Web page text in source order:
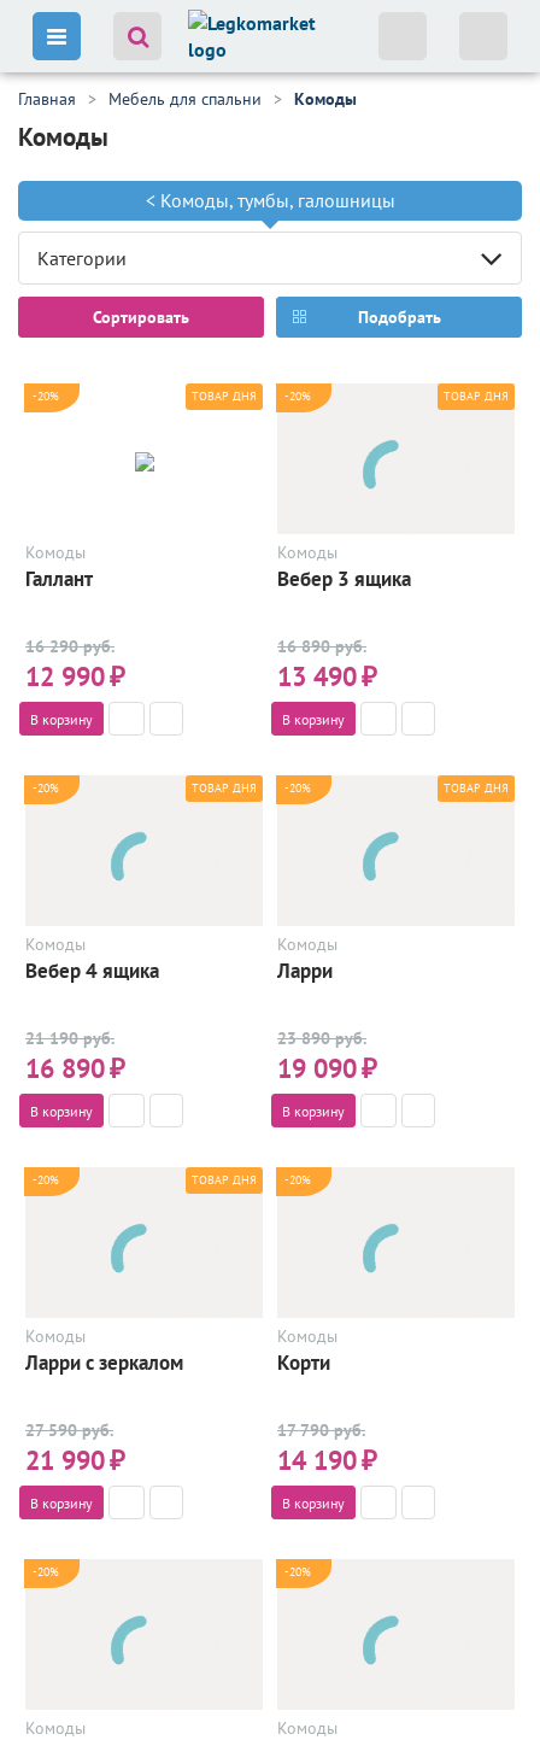
Главная Мебель для спальни Комоды
Комоды
< Комоды, тумбы, галошницы
Категории
Сортировать Подобрать
-20% ТОВАР ДНЯ
Комоды
Галлант
16 290 руб.
12 990₽
В корзину
-20% ТОВАР ДНЯ
Комоды
Вебер 3 ящика
16 890 руб.
13 490₽
В корзину
-20% ТОВАР ДНЯ
Комоды
Вебер 4 ящика
21 190 руб.
16 890₽
В корзину
-20% ТОВАР ДНЯ
Комоды
Ларри
23 890 руб.
19 090₽
В корзину
-20% ТОВАР ДНЯ
Комоды
Ларри с зеркалом
27 590 руб.
21 990₽
В корзину
-20%
Комоды
Корти
17 790 руб.
14 190₽
В корзину
-20%
Комоды
-20%
Комоды